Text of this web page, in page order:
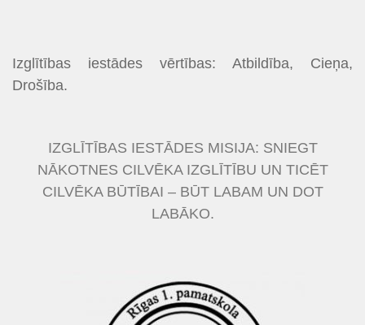
Izglītības iestādes vērtības: Atbildība, Cieņa,
Drošība.
IZGLĪTĪBAS IESTĀDES MISIJA: SNIEGT
NĀKOTNES CILVĒKA IZGLĪTĪBU UN TICĒT
CILVĒKA BŪTĪBAI – BŪT LABAM UN DOT
LABĀKO.